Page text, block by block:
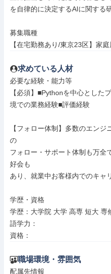
を自律的に決定するAIに関する
募集職種
【在宅勤務あり/東京23区】家
求めている人材
必要な経験・能力等
【必須】■Pythonを中心とした
境での業務経験■評価経験
【フォロー体制】多数のエン
の
フォロー・サポート体制も万全
好会も
あり、就業中お客様内でのキャ
学歴・資格
学歴：大学院 大学 高専 短大 専
語学力：
資格：
職場環境・雰囲気
配属先情報